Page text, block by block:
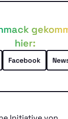
hier:
Facebook